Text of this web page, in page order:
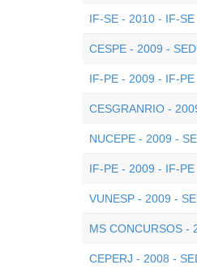
IF-SE - 2010 - IF-
CESPE - 2009 -
IF-PE - 2009 - IF-
CESGRANRIO -
NUCEPE - 2009 -
IF-PE - 2009 - IF-
VUNESP - 2009 -
MS CONCURSOS -
CEPERJ - 2008 -